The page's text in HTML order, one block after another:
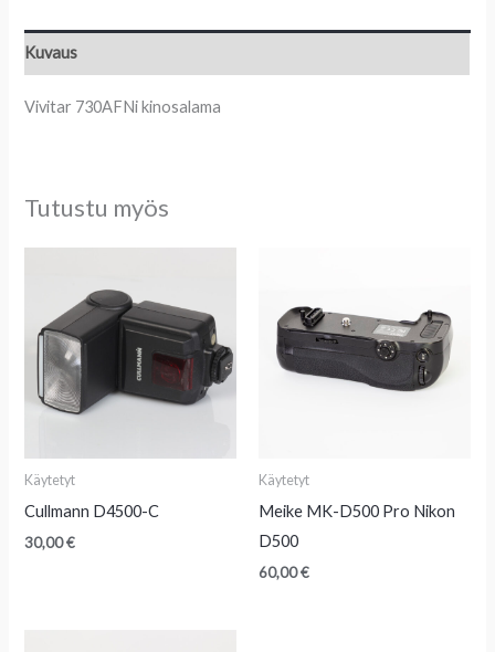
Kuvaus
Vivitar 730AFNi kinosalama
Tutustu myös
Käytetyt
Cullmann D4500-C
30,00€
Käytetyt
Meike MK-D500 Pro Nikon
D500
60,00€